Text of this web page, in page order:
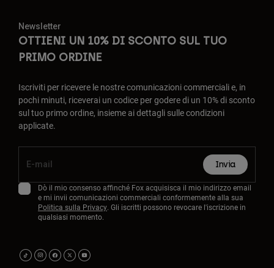
Newsletter
OTTIENI UN 10% DI SCONTO SUL TUO
PRIMO ORDINE
Iscriviti per ricevere le nostre comunicazioni commerciali e, in
pochi minuti, riceverai un codice per godere di un 10% di sconto
sul tuo primo ordine, insieme ai dettagli sulle condizioni
applicate.
Invia
Dò il mio consenso affinché Fox acquisisca il mio indirizzo email
e mi invii comunicazioni commerciali conformemente alla sua
Politica sulla Privacy. Gli iscritti possono revocare l'iscrizione in
qualsiasi momento.